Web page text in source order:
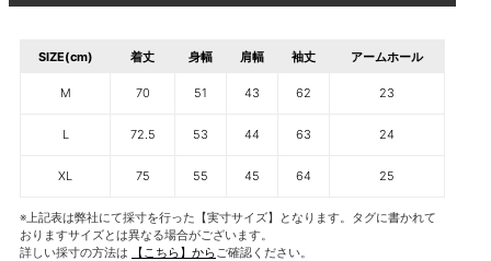
SIZE(cm) 着丈 身幅 肩幅 袖丈 アームホール
M 70 51 43 62 23
L 72.5 53 44 63 24
XL 75 55 45 64 25
※上記表は弊社にて採寸を行った【実寸サイズ】となります。タグに書かれて
おりますサイズとは異なる場合がございます。
詳しい採寸の方法は
【こちら】からご確認ください。